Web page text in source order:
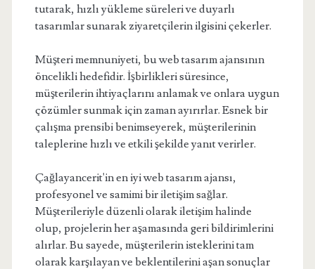
tutarak, hızlı yükleme süreleri ve duyarlı
tasarımlar sunarak ziyaretçilerin ilgisini çekerler.
Müşteri memnuniyeti, bu web tasarım ajansının
öncelikli hedefidir. İşbirlikleri süresince,
müşterilerin ihtiyaçlarını anlamak ve onlara uygun
çözümler sunmak için zaman ayırırlar. Esnek bir
çalışma prensibi benimseyerek, müşterilerinin
taleplerine hızlı ve etkili şekilde yanıt verirler.
Çağlayancerit'in en iyi web tasarım ajansı,
profesyonel ve samimi bir iletişim sağlar.
Müşterileriyle düzenli olarak iletişim halinde
olup, projelerin her aşamasında geri bildirimlerini
alırlar. Bu sayede, müşterilerin isteklerini tam
olarak karşılayan ve beklentilerini aşan sonuçlar